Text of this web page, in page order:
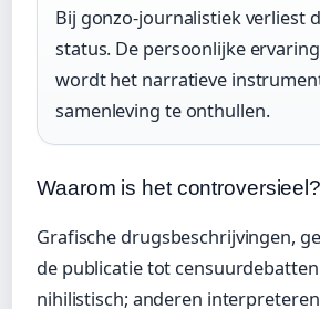
Bij gonzo-journalistiek verliest
status. De persoonlijke
wordt het narratieve
samenleving te onthullen.
Waarom is het controversieel?
Grafische drugsbeschrijvingen,
de publicatie tot
nihilistisch; anderen